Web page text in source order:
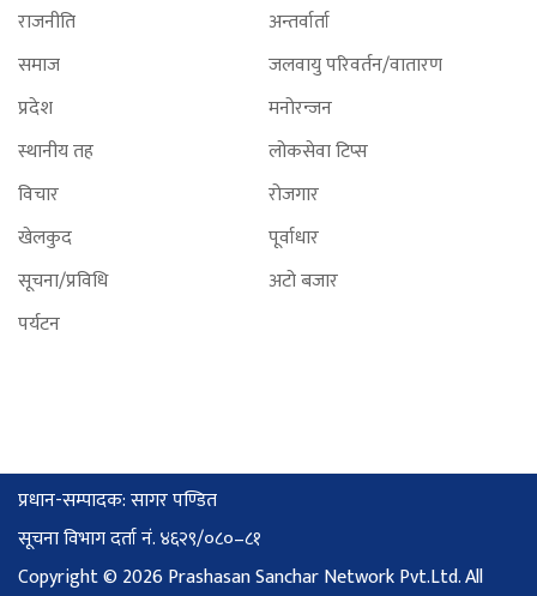
राजनीति
समाज
प्रदेश
स्थानीय तह
विचार
खेलकुद
सूचना/प्रविधि
पर्यटन
अन्तर्वार्ता
जलवायु परिवर्तन/वातारण
मनोरन्जन
लोकसेवा टिप्स
रोजगार
पूर्वाधार
अटो बजार
प्रधान-सम्पादक: सागर पण्डित
सूचना विभाग दर्ता नं. ४६२९/०८०–८१
Copyright © 2026 Prashasan Sanchar Network Pvt.Ltd. All